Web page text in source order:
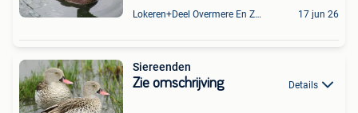
Lokeren+Deel Overmere En Zele 17 jun 26
Siereenden
Zie omschrijving Details